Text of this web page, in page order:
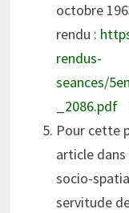
octobre
rendu :
rendus-
seances/
_2086.pdf
Pour cette
article dans
socio-
servitude